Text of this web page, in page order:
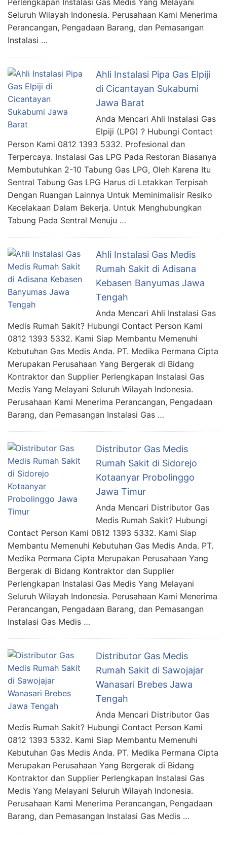
Perlengkapan Instalasi Gas Medis Yang Melayani
Seluruh Wilayah Indonesia. Perusahaan Kami Menerima
Perancangan, Pengadaan Barang, dan Pemasangan
Instalasi …
Ahli Instalasi Pipa Gas Elpiji
di Cicantayan Sukabumi
Jawa Barat
Anda Mencari Ahli Instalasi Gas
Elpiji (LPG) ? Hubungi Contact
Person Kami 0812 1393 5332. Profesional dan
Terpercaya. Instalasi Gas LPG Pada Restoran Biasanya
Membutuhkan 2-10 Tabung Gas LPG, Oleh Karena Itu
Sentral Tabung Gas LPG Harus di Letakkan Terpisah
Dengan Ruangan Lainnya Untuk Meminimalisir Resiko
Kecelakaan Dalam Bekerja. Untuk Menghubungkan
Tabung Pada Sentral Menuju …
Ahli Instalasi Gas Medis
Rumah Sakit di Adisana
Kebasen Banyumas Jawa
Tengah
Anda Mencari Ahli Instalasi Gas
Medis Rumah Sakit? Hubungi Contact Person Kami
0812 1393 5332. Kami Siap Membantu Memenuhi
Kebutuhan Gas Medis Anda. PT. Medika Permana Cipta
Merupakan Perusahaan Yang Bergerak di Bidang
Kontraktor dan Supplier Perlengkapan Instalasi Gas
Medis Yang Melayani Seluruh Wilayah Indonesia.
Perusahaan Kami Menerima Perancangan, Pengadaan
Barang, dan Pemasangan Instalasi Gas …
Distributor Gas Medis
Rumah Sakit di Sidorejo
Kotaanyar Probolinggo
Jawa Timur
Anda Mencari Distributor Gas
Medis Rumah Sakit? Hubungi
Contact Person Kami 0812 1393 5332. Kami Siap
Membantu Memenuhi Kebutuhan Gas Medis Anda. PT.
Medika Permana Cipta Merupakan Perusahaan Yang
Bergerak di Bidang Kontraktor dan Supplier
Perlengkapan Instalasi Gas Medis Yang Melayani
Seluruh Wilayah Indonesia. Perusahaan Kami Menerima
Perancangan, Pengadaan Barang, dan Pemasangan
Instalasi Gas Medis …
Distributor Gas Medis
Rumah Sakit di Sawojajar
Wanasari Brebes Jawa
Tengah
Anda Mencari Distributor Gas
Medis Rumah Sakit? Hubungi Contact Person Kami
0812 1393 5332. Kami Siap Membantu Memenuhi
Kebutuhan Gas Medis Anda. PT. Medika Permana Cipta
Merupakan Perusahaan Yang Bergerak di Bidang
Kontraktor dan Supplier Perlengkapan Instalasi Gas
Medis Yang Melayani Seluruh Wilayah Indonesia.
Perusahaan Kami Menerima Perancangan, Pengadaan
Barang, dan Pemasangan Instalasi Gas Medis …